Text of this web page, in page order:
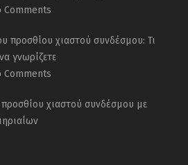
Comments
προσθίου χιαστού συνδέσμου: Τι
γνωρίζετε
Comments
χιαστού συνδέσμου με